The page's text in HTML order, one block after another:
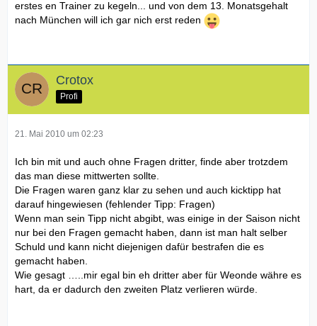
erstes en Trainer zu kegeln... und von dem 13. Monatsgehalt
nach München will ich gar nich erst reden
Crotox
Profi
21. Mai 2010 um 02:23
Ich bin mit und auch ohne Fragen dritter, finde aber trotzdem
das man diese mittwerten sollte.
Die Fragen waren ganz klar zu sehen und auch kicktipp hat
darauf hingewiesen (fehlender Tipp: Fragen)
Wenn man sein Tipp nicht abgibt, was einige in der Saison nicht
nur bei den Fragen gemacht haben, dann ist man halt selber
Schuld und kann nicht diejenigen dafür bestrafen die es
gemacht haben.
Wie gesagt …..mir egal bin eh dritter aber für Weonde währe es
hart, da er dadurch den zweiten Platz verlieren würde.